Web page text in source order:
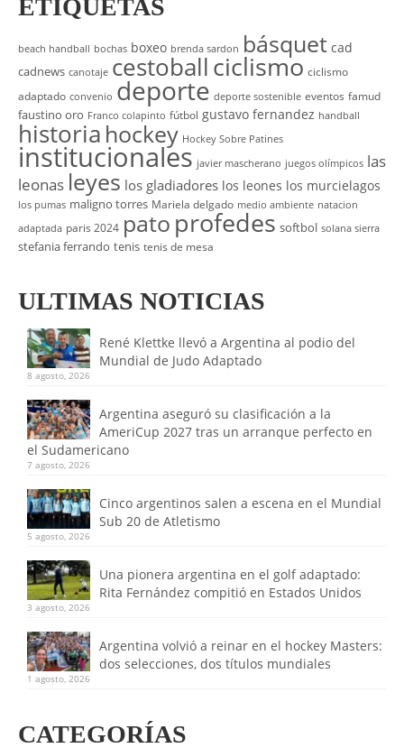
ETIQUETAS
beach handball bochas boxeo brenda sardon básquet cad
cadnews canotaje cestoballciclismo ciclismo
adaptado convenio deporte deporte sostenible eventos famud
faustino oro Franco colapinto fútbol gustavo fernandez handball
historia hockey Hockey Sobre Patines
institucionales javier mascherano juegos olímpicos las
leonas leyes los gladiadores los leones los murcielagos
los pumas maligno torres Mariela delgado medio ambiente natacion
adaptada paris 2024 pato profedes softbol solana sierra
stefania ferrando tenis tenis de mesa
ULTIMAS NOTICIAS
René Klettke llevó a Argentina al podio del
Mundial de Judo Adaptado
8 agosto, 2026
Argentina aseguró su clasificación a la
AmeriCup 2027 tras un arranque perfecto en
el Sudamericano
7 agosto, 2026
Cinco argentinos salen a escena en el Mundial
Sub 20 de Atletismo
5 agosto, 2026
Una pionera argentina en el golf adaptado:
Rita Fernández compitió en Estados Unidos
3 agosto, 2026
Argentina volvió a reinar en el hockey Masters:
dos selecciones, dos títulos mundiales
1 agosto, 2026
CATEGORÍAS